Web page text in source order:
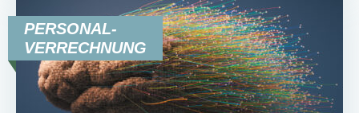
PERSONAL-
VERRECHNUNG